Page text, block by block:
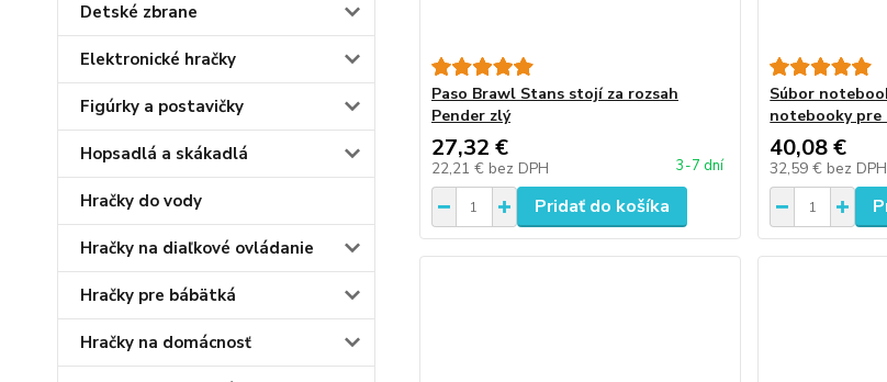
Detské zbrane
Elektronické hračky
Figúrky a postavičky
Hopsadlá a skákadlá
Hračky do vody
Hračky na diaľkové ovládanie
Hračky pre bábätká
Hračky na domácnosť
Paso Brawl Stans stojí za rozsah
Pender zlý
27,32 €
22,21 € bez DPH 3-7 dní
Pridať do košíka
Súbor
notebooky pre
40,08 €
32,59 € bez DPH